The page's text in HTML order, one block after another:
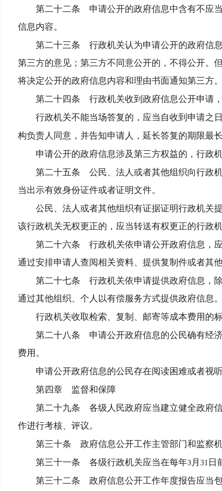
第二十二条 申请公开的政府信息中含有不应当
信息内容。
第二十三条 行政机关认为申请公开的政府信息
第三方的意见；第三方不同意公开的，不得公开。
将决定公开的政府信息内容和理由书面通知第三方
第二十四条 行政机关收到政府信息公开申请，
行政机关不能当场答复的，应当自收到申请之
构负责人同意，并告知申请人，延长答复的期限最
申请公开的政府信息涉及第三方权益的，行政机
第二十五条 公民、法人或者其他组织向行政机
当出示有效身份证件或者证明文件。
公民、法人或者其他组织有证据证明行政机关提
该行政机关无权更正的，应当转送有权更正的行政
第二十六条 行政机关依申请公开政府信息，应
通过安排申请人查阅相关资料、提供复制件或者其
第二十七条 行政机关依申请提供政府信息，除
通过其他组织、个人以有偿服务方式提供政府信息
行政机关收取检索、复制、邮寄等成本费用的
第二十八条 申请公开政府信息的公民确有经济
费用。
申请公开政府信息的公民存在阅读困难或者视
第四章 监督和保障
第二十九条 各级人民政府应当建立健全政府信
作进行考核、评议。
第三十条 政府信息公开工作主管部门和监察机
第三十一条 各级行政机关应当在每年3月 31 日
第三十二条 政府信息公开工作年度报告应当包